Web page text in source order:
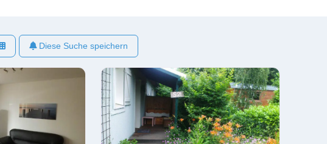
Diese Suche speichern